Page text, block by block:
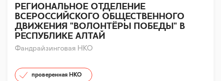
Фандрайзинговая НКО
РЕГИОНАЛЬНОЕ ОТДЕЛЕНИЕ
ВСЕРОССИЙСКОГО ОБЩЕСТВЕННОГО
ДВИЖЕНИЯ "ВОЛОНТЁРЫ ПОБЕДЫ" В
РЕСПУБЛИКЕ АЛТАЙ
проверенная НКО